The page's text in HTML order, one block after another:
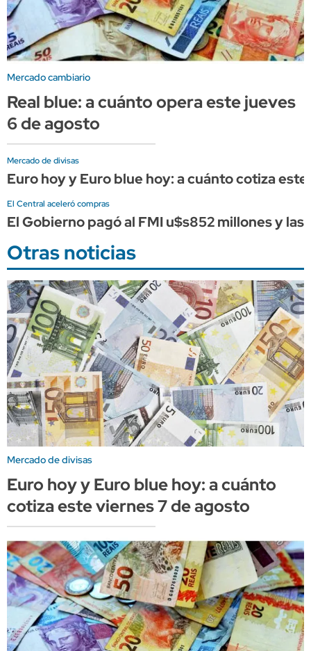
Mercado cambiario
Real blue: a cuánto opera este jueves
6 de agosto
Mercado de divisas
Euro hoy y Euro blue hoy: a cuánto cotiza
El Central aceleró compras
El Gobierno pagó al FMI u$s852 millones y
Otras noticias
Mercado de divisas
Euro hoy y Euro blue hoy: a cuánto
cotiza este viernes 7 de agosto